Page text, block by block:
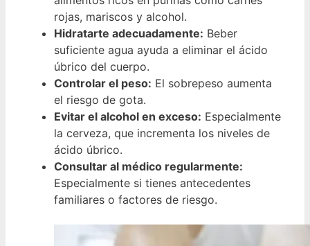
rojas, mariscos y alcohol.
Hidratarte adecuadamente: Beber
suficiente agua ayuda a eliminar el ácido
úbrico del cuerpo.
Controlar el peso: El sobrepeso aumenta
el riesgo de gota.
Evitar el alcohol en exceso: Especialmente
la cerveza, que incrementa los niveles de
ácido úbrico.
Consultar al médico regularmente:
Especialmente si tienes antecedentes
familiares o factores de riesgo.